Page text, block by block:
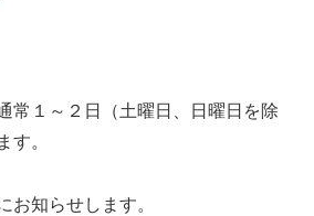
常１～２日（土曜日、日曜日を除
す。
お知らせします。